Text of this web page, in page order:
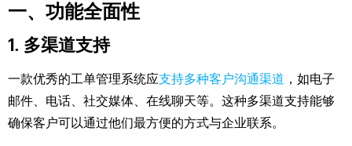
一、功能全面性
1. 多渠道支持
一款优秀的工单管理系统应支持多种客户沟通渠道 ，如电子
邮件、电话、社交媒体、在线聊天等。这种多渠道支持能够
确保客户可以通过他们最方便的方式与企业联系。